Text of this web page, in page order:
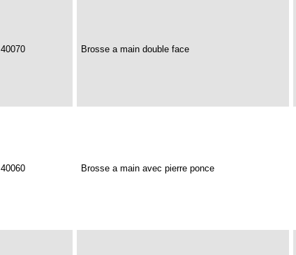
40070 Brosse a main double face
40060 Brosse a main avec pierre ponce